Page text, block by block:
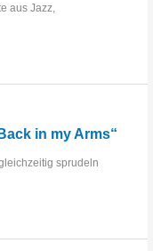
aus Jazz,
in my Arms“
sprudeln